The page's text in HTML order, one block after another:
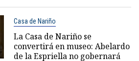
Casa de Nariño
La Casa de Nariño se
convertirá en museo: Abelardo
de la Espriella no gobernará